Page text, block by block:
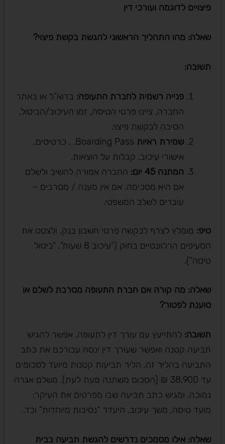
פיצויים לדוגמה ועורכי דין
שאלה: מהו התהליך הראשוני להגשת בקשת פיצוי?
תשובה:
פנייה רשמית לחברת התעופה: בדוא”ל או באתר
החברה, ציינו פרטי הטיסה, זמן העיכוב/הביטול,
הסיבה לבקשת פיצוי.
שמירת ראיות
Boarding Pass, , כרטיסים,
אישורי עיכוב, קבלות על הוצאות.
המתנה 45 יום
: החברה אמורה להשיב ולשלם
אם היא מסכימה. אם אין מענה / מסרבים –
עוברים לשלב המשפטי.
טיפ: מומלץ לצרף לבקשה פרטי חשבון בנק, ולצטט את
הסעיפים הרלוונטיים בחוק (“עיכוב 8 שעות”, “ביטול
טיסה”).
שאלה: מה קורה אם חברת התעופה מסרבת לשלם או
טוענת לפטור?
תשובה: להתייעץ עם עורך דין לתעופה, אפשר להגיש
תביעה קטנה ואפשר שעורך דין ינסח עבורכם את כתב
התביעה בהליך זה. הליך תביעות קטנות מיועד לסכומים
עד 38,900 ₪ (הסכום משתנה מעת לעת). משלם אגרה
נמוכה, ומגיש כתב תביעה שבו מפרטים את העיקר:
מועד טיסה, משך עיכוב, היעדר “נסיבות מיוחדות” וכד.
שאלה: אילו מסמכים נדרשים להגשת תביעה בבית